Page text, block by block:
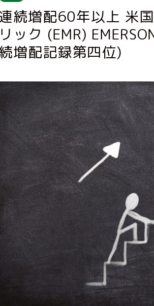
続増配60年以上 米
リック (EMR)
増配記録第四位)